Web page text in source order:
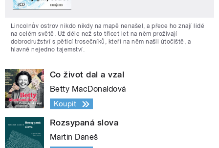
Lincolnův ostrov nikdo nikdy na mapě nenašel, a přece ho znají lidé
na celém světě. Už déle než sto třicet let na něm prožívají
dobrodružství s pěticí trosečníků, kteří na něm našli útočiště, a
hlavně nejedno tajemství.
Co život dal a vzal
Betty MacDonaldová
Koupit
Rozsypaná slova
Martin Daneš